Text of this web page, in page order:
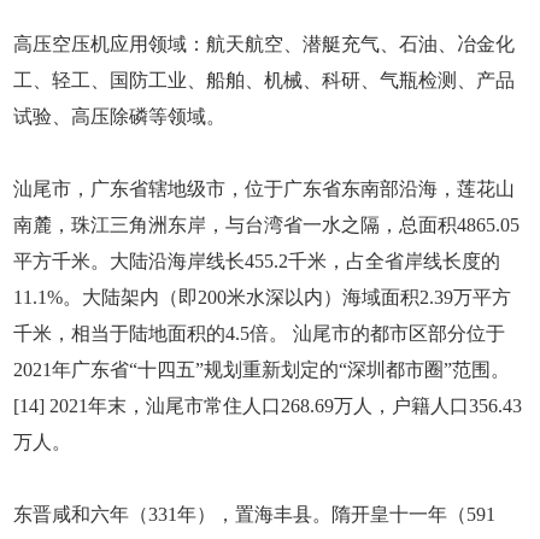
高压空压机应用领域：航天航空、潜艇充气、石油、冶金化
工、轻工、国防工业、船舶、机械、科研、气瓶检测、产品
试验、高压除磷等领域。
汕尾市，广东省辖地级市，位于广东省东南部沿海，莲花山
南麓，珠江三角洲东岸，与台湾省一水之隔，总面积4865.05
平方千米。大陆沿海岸线长455.2千米，占全省岸线长度的
11.1%。大陆架内（即200米水深以内）海域面积2.39万平方
千米，相当于陆地面积的4.5倍。 汕尾市的都市区部分位于
2021年广东省“十四五”规划重新划定的“深圳都市圈”范围。
[14] 2021年末，汕尾市常住人口268.69万人，户籍人口356.43
万人。
东晋咸和六年（331年），置海丰县。隋开皇十一年（591